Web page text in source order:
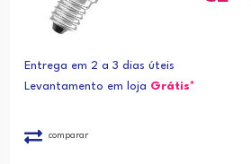
Entrega em 2 a 3 dias úteis
Levantamento em loja Grátis*
comparar